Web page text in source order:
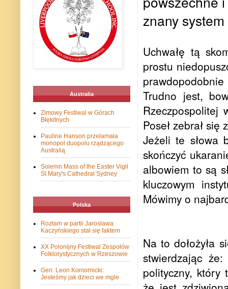
znany
Uchwałę tą
prostu
Trudno jest,
Rzeczpospolitej
Poseł zebrał
Jeżeli te słowa
skończyć
albowiem to są
kluczowym
Mówimy o
Na to dołożyła
stwierdzając
polityczny, który
Australia
Zimowy Festiwal w Górach
Błękitnych
Pauline Hanson przełamała
monopol duopolu rządzącego
Australią
Solemn Mass of the Easter Vigil
St Mary's Cathedral Sydney
Polska
Rozłam w partii Jarosława
Kaczyńskiego stał się faktem
XX Polonijny Festiwal Zespołów
Folklorystycznych w Rzeszowie
Gen. Leon Komornicki:
Jesteśmy jak dzieci we mgle